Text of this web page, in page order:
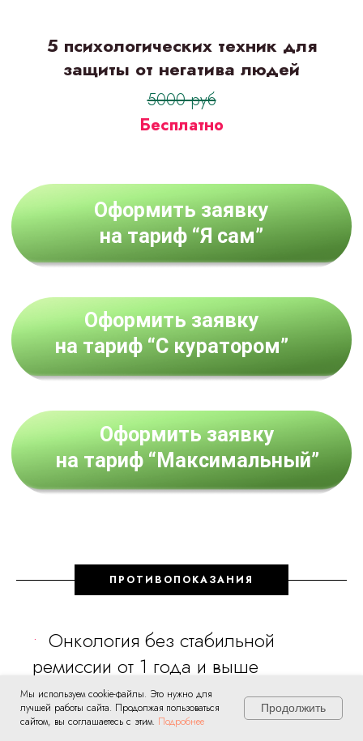
5 психологических техник для
защиты от негатива людей
5000 руб
Бесплатно
ПРОТИВОПОКАЗАНИЯ
Онкология без стабильной
ремиссии от 1 года и выше
Беременность
Острые неотложные состояния,
Мы используем cookie-файлы. Это нужно для
лучшей работы сайта. Продолжая пользоваться
сайтом, вы соглашаетесь с этим. Подробнее
Продолжить